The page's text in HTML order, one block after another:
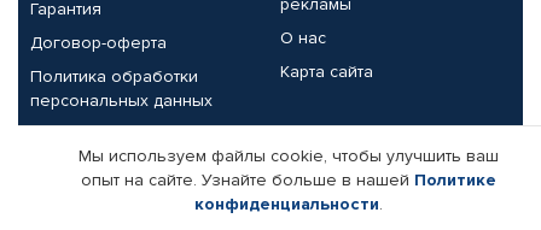
Гарантия
Договор-оферта
Политика обработки
персональных данных
О нас
Карта сайта
Партнерам
Корпоративным клиентам
Реквизиты компании
Мы используем файлы cookie, чтобы улучшить ваш
опыт на сайте. Узнайте больше в нашей Политике
конфиденциальности.